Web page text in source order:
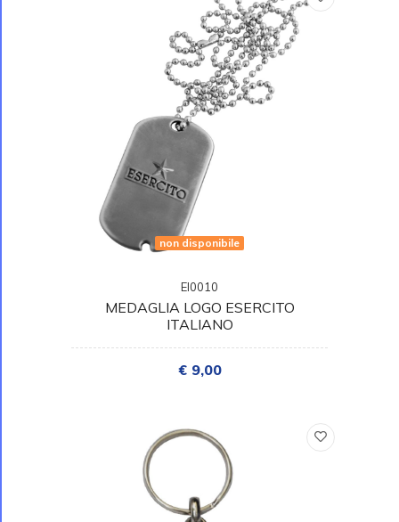
non disponibile
EI0010
MEDAGLIA LOGO ESERCITO
ITALIANO
€ 9,00